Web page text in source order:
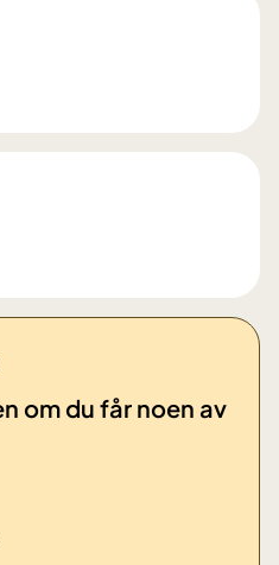
om du får noen av